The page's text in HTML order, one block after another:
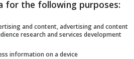
for the following purposes:
and content, advertising and content
research and services development
information on a device